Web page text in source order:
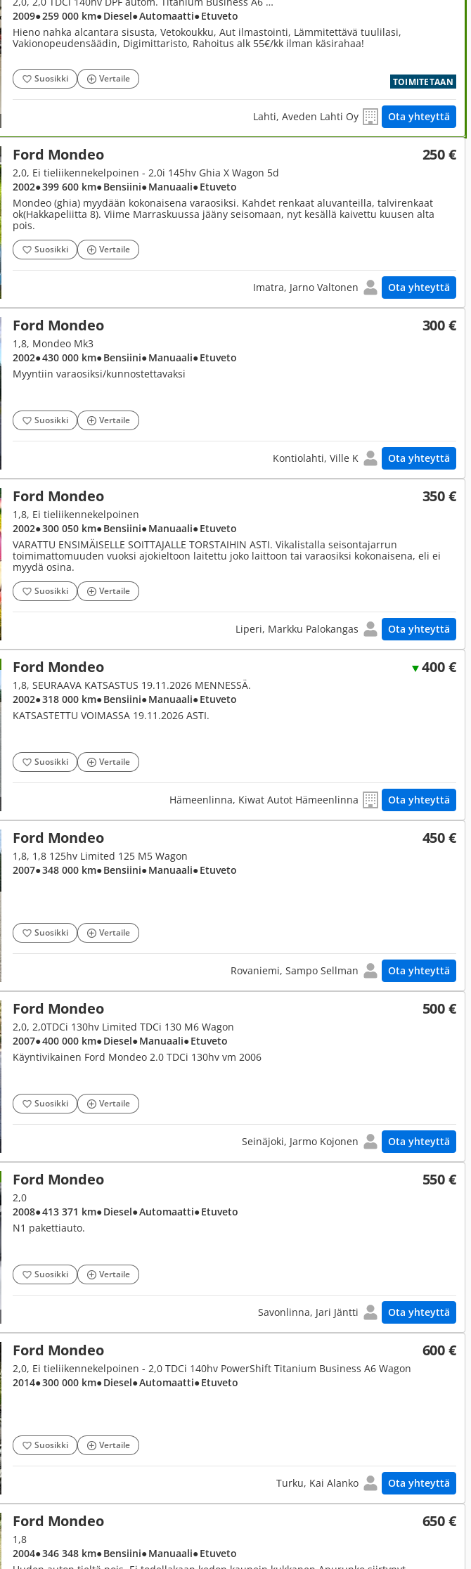
TOIMITETAAN
2009● 259 000 km● Diesel● Automaatti● Etuveto
Hieno nahka alcantara sisusta, Vetokoukku, Aut ilmastointi, Lämmitettävä tuulilasi,
Vakionopeudensäädin, Digimittaristo, Rahoitus alk 55€/kk ilman käsirahaa!
Suosikki Vertaile
Lahti, Aveden Lahti Oy Ota yhteyttä
Ford Mondeo 250 €
2,0, Ei tieliikennekelpoinen - 2,0i 145hv Ghia X Wagon 5d
2002● 399 600 km● Bensiini● Manuaali● Etuveto
Mondeo (ghia) myydään kokonaisena varaosiksi. Kahdet renkaat aluvanteilla, talvirenkaat
ok(Hakkapeliitta 8). Viime Marraskuussa jääny seisomaan, nyt kesällä kaivettu kuusen alta
pois.
Suosikki Vertaile
Imatra, Jarno Valtonen Ota yhteyttä
Ford Mondeo 300 €
1,8, Mondeo Mk3
2002● 430 000 km● Bensiini● Manuaali● Etuveto
Myyntiin varaosiksi/kunnostettavaksi
Suosikki Vertaile
Kontiolahti, Ville K Ota yhteyttä
Ford Mondeo 350 €
1,8, Ei tieliikennekelpoinen
2002● 300 050 km● Bensiini● Manuaali● Etuveto
VARATTU ENSIMÄISELLE SOITTAJALLE TORSTAIHIN ASTI. Vikalistalla seisontajarrun
toimimattomuuden vuoksi ajokieltoon laitettu joko laittoon tai varaosiksi kokonaisena, eli ei
myydä osina.
Suosikki Vertaile
Liperi, Markku Palokangas Ota yhteyttä
Ford Mondeo 400 €
1,8, SEURAAVA KATSASTUS 19.11.2026 MENNESSÄ.
2002● 318 000 km● Bensiini● Manuaali● Etuveto
KATSASTETTU VOIMASSA 19.11.2026 ASTI.
Suosikki Vertaile
Hämeenlinna, Kiwat Autot Hämeenlinna Ota yhteyttä
Ford Mondeo 450 €
1,8, 1,8 125hv Limited 125 M5 Wagon
2007● 348 000 km● Bensiini● Manuaali● Etuveto
Suosikki Vertaile
Rovaniemi, Sampo Sellman Ota yhteyttä
Ford Mondeo 500 €
2,0, 2,0TDCi 130hv Limited TDCi 130 M6 Wagon
2007● 400 000 km● Diesel● Manuaali● Etuveto
Käyntivikainen Ford Mondeo 2.0 TDCi 130hv vm 2006
Suosikki Vertaile
Seinäjoki, Jarmo Kojonen Ota yhteyttä
Ford Mondeo 550 €
2,0
2008● 413 371 km● Diesel● Automaatti● Etuveto
N1 pakettiauto.
Suosikki Vertaile
Savonlinna, Jari Jäntti Ota yhteyttä
Ford Mondeo 600 €
2,0, Ei tieliikennekelpoinen - 2,0 TDCi 140hv PowerShift Titanium Business A6 Wagon
2014● 300 000 km● Diesel● Automaatti● Etuveto
Suosikki Vertaile
Turku, Kai Alanko Ota yhteyttä
Ford Mondeo 650 €
1,8
2004● 346 348 km● Bensiini● Manuaali● Etuveto